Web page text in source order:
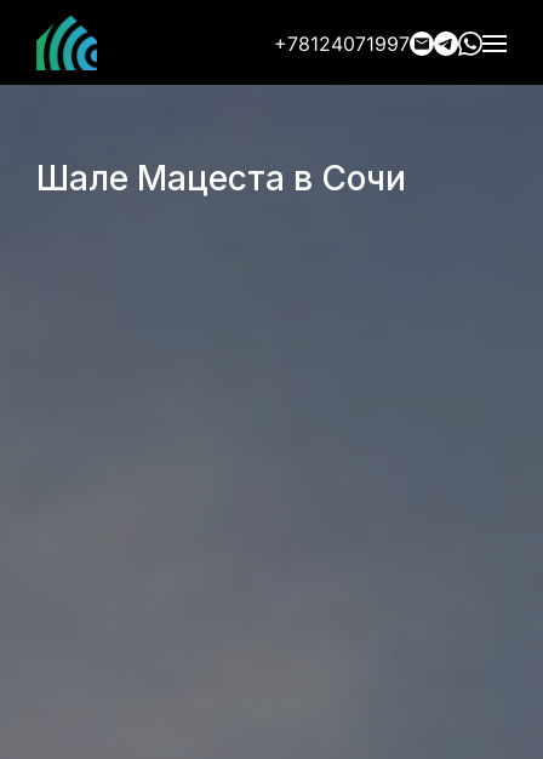
+78124071997
Шале Мацеста в Сочи